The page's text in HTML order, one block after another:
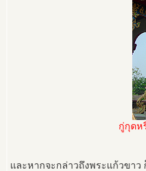
กู่กุดห
และหากจะกล่าวถึงพระแก้วขาว